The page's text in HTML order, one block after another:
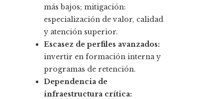
más bajos; mitigación:
especialización de valor, calidad
y atención superior.
Escasez de perfiles avanzados:
invertir en formación interna y
programas de retención.
Dependencia de
infraestructura crítica: